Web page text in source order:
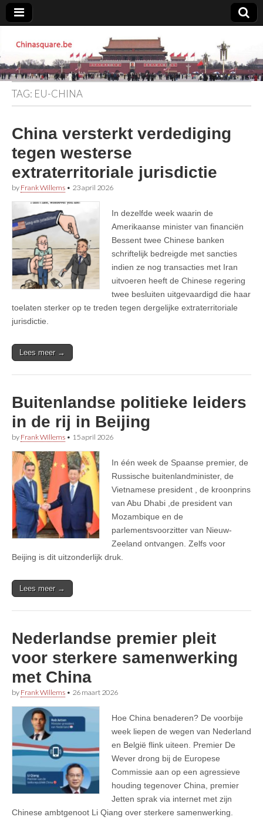
Chinasquare.be
TAG: EU-CHINA
China versterkt verdediging
tegen westerse
extraterritoriale jurisdictie
by Frank Willems • 23 april 2026
In dezelfde week waarin de
Amerikaanse minister van financiën
Bessent twee Chinese banken
schriftelijk bedreigde met sancties
indien ze nog transacties met Iran
uitvoeren heeft de Chinese regering
twee besluiten uitgevaardigd die haar
toelaten sterker op te treden tegen dergelijke extraterritoriale
jurisdictie.
Lees meer →
Buitenlandse politieke leiders
in de rij in Beijing
by Frank Willems • 15 april 2026
In één week de Spaanse premier, de
Russische buitenlandminister, de
Vietnamese president , de kroonprins
van Abu Dhabi ,de president van
Mozambique en de
parlementsvoorzitter van Nieuw-
Zeeland ontvangen. Zelfs voor
Beijing is dit uitzonderlijk druk.
Lees meer →
Nederlandse premier pleit
voor sterkere samenwerking
met China
by Frank Willems • 26 maart 2026
Hoe China benaderen? De voorbije
week liepen de wegen van Nederland
en België flink uiteen. Premier De
Wever drong bij de Europese
Commissie aan op een agressieve
houding tegenover China, premier
Jetten sprak via internet met zijn
Chinese ambtgenoot Li Qiang over sterkere samenwerking.